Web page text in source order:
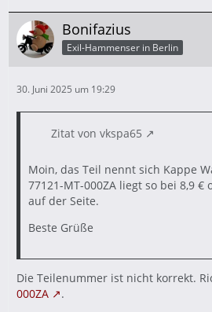
Bonifazius
Exil-Hammenser in Berlin
30. Juni 2025 um 19:29
Zitat von vkspa65
Moin, das Teil nennt sich Kappe
77121-MT-000ZA liegt so bei 8,9 €
auf der Seite.
Beste Grüße
Die Teilenummer ist nicht korrekt.
000ZA
.